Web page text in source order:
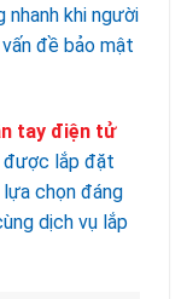
khi người
đề bảo mật
tay điện tử
được lắp đặt
chọn đáng
dịch vụ lắp